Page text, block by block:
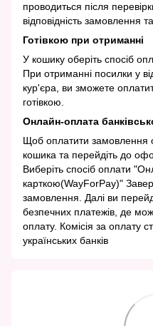
проводиться після
відповідність замовлення
Готівкою при отриманні
У кошику оберіть спосіб
При отриманні посилки у
кур'єра, ви зможете
готівкою.
Онлайн-оплата
Щоб оплатити замовлення
кошика та перейдіть до
Виберіть спосіб оплати
карткою(WayForPay)"
замовлення. Далі ви
безпечних платежів, де
оплату. Комісія за оплату
українських банків